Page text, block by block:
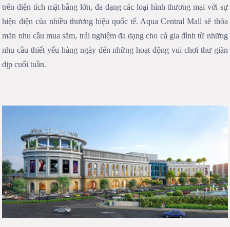
trên diện tích mặt bằng lớn, đa dạng các loại hình thương mại với sự
hiện diện của nhiều thương hiệu quốc tế. Aqua Central Mall sẽ thỏa
mãn nhu cầu mua sắm, trải nghiệm đa dạng cho cả gia đình từ những
nhu cầu thiết yếu hàng ngày đến những hoạt động vui chơi thư giãn
dịp cuối tuần.